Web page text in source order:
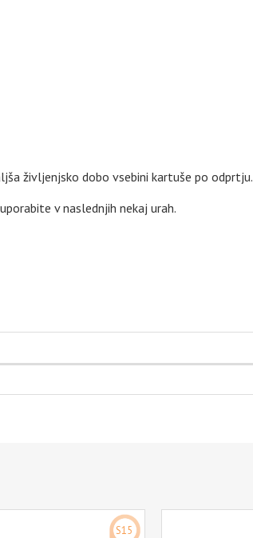
življenjsko dobo vsebini kartuše po odprtju.
v naslednjih nekaj urah.
S15